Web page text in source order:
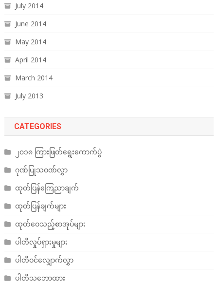
July 2014
June 2014
May 2014
April 2014
March 2014
July 2013
CATEGORIES
၂၀၁၈ ကြားဖြတ်ရွေးကောက်ပွဲ
ဂုဏ်ပြုသဝဏ်လွှာ
ထုတ်ပြန်ကြေညာချက်
ထုတ်ပြန်ချက်များ
ထုတ်ဝေသည့်စာအုပ်များ
ပါတီလှုပ်ရှားမှုများ
ပါတီဝင်လျှောက်လွှာ
ပါတီသဘောထား